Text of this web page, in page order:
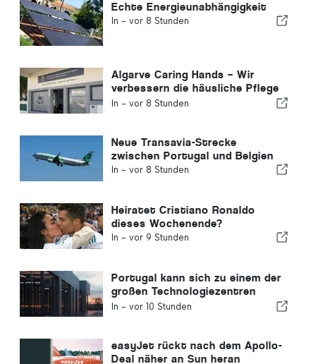
Echte Energieunabhängigkeit
In - vor 8 Stunden
Algarve Caring Hands – Wir
verbessern die häusliche Pflege
an der Algarve
In - vor 8 Stunden
Neue Transavia-Strecke
zwischen Portugal und Belgien
In - vor 8 Stunden
Heiratet Cristiano Ronaldo
dieses Wochenende?
In - vor 9 Stunden
Portugal kann sich zu einem der
großen Technologiezentren
Europas entwickeln.
In - vor 10 Stunden
easyJet rückt nach dem Apollo-
Deal näher an Sun heran